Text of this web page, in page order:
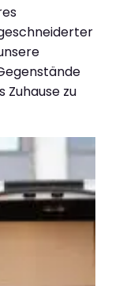
Zuhause zu